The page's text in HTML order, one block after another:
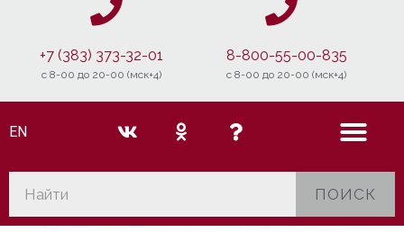
+7 (383) 373-32-01
c 8-00 до 20-00 (мск+4)
8-800-55-00-835
c 8-00 до 20-00 (мск+4)
EN
ПОИСК